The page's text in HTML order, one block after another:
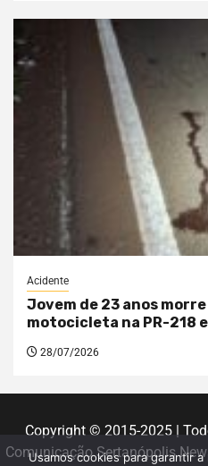
Acidente
Jovem de 23 anos
motocicleta na PR-218
28/07/2026
Copyright © 2015-2025 |
Comunicação Sertanópolis
Usamos cookies para garantir